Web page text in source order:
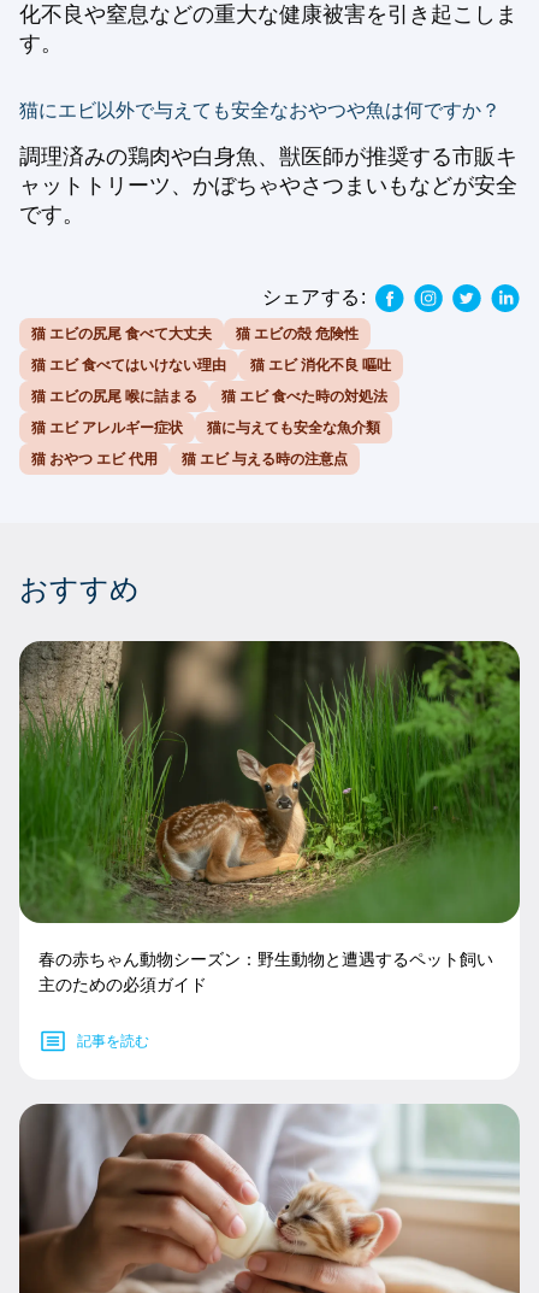
化不良や窒息などの重大な健康被害を引き起こしま
す。
猫にエビ以外で与えても安全なおやつや魚は何ですか？
調理済みの鶏肉や白身魚、獣医師が推奨する市販キ
ャットトリーツ、かぼちゃやさつまいもなどが安全
です。
シェアする:
猫 エビの尻尾 食べて大丈夫
猫 エビの殻 危険性
猫 エビ 食べてはいけない理由
猫 エビ 消化不良 嘔吐
猫 エビの尻尾 喉に詰まる
猫 エビ 食べた時の対処法
猫 エビ アレルギー症状
猫に与えても安全な魚介類
猫 おやつ エビ 代用
猫 エビ 与える時の注意点
おすすめ
春の赤ちゃん動物シーズン：野生動物と遭遇するペット飼い
主のための必須ガイド
記事を読む